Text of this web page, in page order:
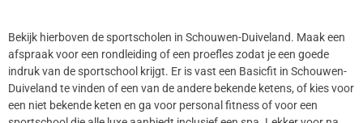
Bekijk hierboven de sportscholen in Schouwen-Duiveland. Maak een
afspraak voor een rondleiding of een proefles zodat je een goede
indruk van de sportschool krijgt. Er is vast een Basicfit in Schouwen-
Duiveland te vinden of een van de andere bekende ketens, of kies voor
een niet bekende keten en ga voor personal fitness of voor een